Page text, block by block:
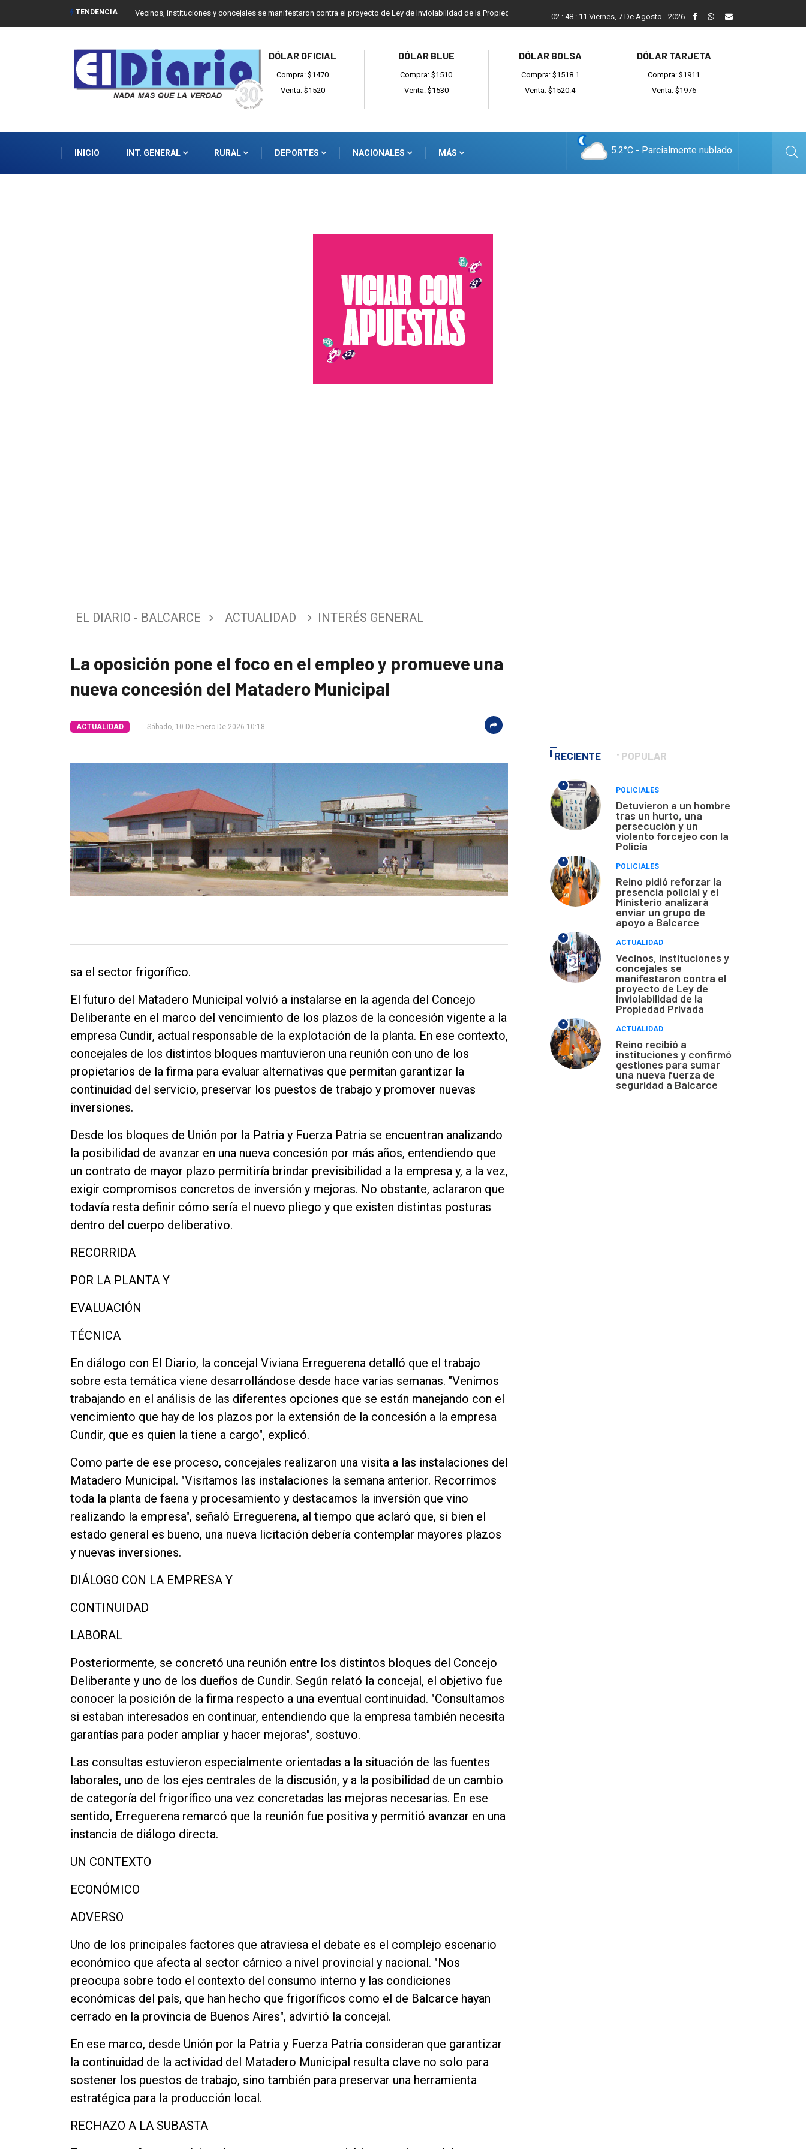
TENDENCIA Vecinos, instituciones y concejales se manifestaron contra el proyecto de Ley de Inviolabilidad de la Propiedad Privada Reino recibió a instituciones y confirmó gestiones para
02 : 48 : 11 Viernes, 7 De Agosto - 2026
DÓLAR OFICIAL
Compra: $1470
Venta: $1520
DÓLAR BLUE
Compra: $1510
Venta: $1530
DÓLAR BOLSA
Compra: $1518.1
Venta: $1520.4
DÓLAR TARJETA
Compra: $1911
Venta: $1976
INICIO INT. GENERAL RURAL DEPORTES NACIONALES MÁS 5.2°C - Parcialmente nublado
Entrevistas
Fúnebres
Empresa
EL DIARIO - BALCARCE ACTUALIDAD INTERÉS GENERAL
La oposición pone el foco en el empleo y promueve una
nueva concesión del Matadero Municipal
ACTUALIDAD Sábado, 10 De Enero De 2026 10:18
sa el sector frigorífico.
El futuro del Matadero Municipal volvió a instalarse en la agenda del Concejo
Deliberante en el marco del vencimiento de los plazos de la concesión vigente a la
empresa Cundir, actual responsable de la explotación de la planta. En ese contexto,
concejales de los distintos bloques mantuvieron una reunión con uno de los
propietarios de la firma para evaluar alternativas que permitan garantizar la
continuidad del servicio, preservar los puestos de trabajo y promover nuevas
inversiones.
Desde los bloques de Unión por la Patria y Fuerza Patria se encuentran analizando
la posibilidad de avanzar en una nueva concesión por más años, entendiendo que
un contrato de mayor plazo permitiría brindar previsibilidad a la empresa y, a la vez,
exigir compromisos concretos de inversión y mejoras. No obstante, aclararon que
todavía resta definir cómo sería el nuevo pliego y que existen distintas posturas
dentro del cuerpo deliberativo.
RECORRIDA
POR LA PLANTA Y
EVALUACIÓN
TÉCNICA
En diálogo con El Diario, la concejal Viviana Erreguerena detalló que el trabajo
sobre esta temática viene desarrollándose desde hace varias semanas. "Venimos
trabajando en el análisis de las diferentes opciones que se están manejando con el
vencimiento que hay de los plazos por la extensión de la concesión a la empresa
Cundir, que es quien la tiene a cargo", explicó.
Como parte de ese proceso, concejales realizaron una visita a las instalaciones del
Matadero Municipal. "Visitamos las instalaciones la semana anterior. Recorrimos
toda la planta de faena y procesamiento y destacamos la inversión que vino
realizando la empresa", señaló Erreguerena, al tiempo que aclaró que, si bien el
estado general es bueno, una nueva licitación debería contemplar mayores plazos
y nuevas inversiones.
DIÁLOGO CON LA EMPRESA Y
CONTINUIDAD
LABORAL
Posteriormente, se concretó una reunión entre los distintos bloques del Concejo
Deliberante y uno de los dueños de Cundir. Según relató la concejal, el objetivo fue
conocer la posición de la firma respecto a una eventual continuidad. "Consultamos
si estaban interesados en continuar, entendiendo que la empresa también necesita
garantías para poder ampliar y hacer mejoras", sostuvo.
Las consultas estuvieron especialmente orientadas a la situación de las fuentes
laborales, uno de los ejes centrales de la discusión, y a la posibilidad de un cambio
de categoría del frigorífico una vez concretadas las mejoras necesarias. En ese
sentido, Erreguerena remarcó que la reunión fue positiva y permitió avanzar en una
instancia de diálogo directa.
UN CONTEXTO
ECONÓMICO
ADVERSO
Uno de los principales factores que atraviesa el debate es el complejo escenario
económico que afecta al sector cárnico a nivel provincial y nacional. "Nos
preocupa sobre todo el contexto del consumo interno y las condiciones
económicas del país, que han hecho que frigoríficos como el de Balcarce hayan
cerrado en la provincia de Buenos Aires", advirtió la concejal.
En ese marco, desde Unión por la Patria y Fuerza Patria consideran que garantizar
la continuidad de la actividad del Matadero Municipal resulta clave no solo para
sostener los puestos de trabajo, sino también para preservar una herramienta
estratégica para la producción local.
RECHAZO A LA SUBASTA
RECIENTE POPULAR
*
POLICIALES
Detuvieron a un hombre
tras un hurto, una
persecución y un
violento forcejeo con la
Policía
*
POLICIALES
Reino pidió reforzar la
presencia policial y el
Ministerio analizará
enviar un grupo de
apoyo a Balcarce
*
ACTUALIDAD
Vecinos, instituciones y
concejales se
manifestaron contra el
proyecto de Ley de
Inviolabilidad de la
Propiedad Privada
*
ACTUALIDAD
Reino recibió a
instituciones y confirmó
gestiones para sumar
una nueva fuerza de
seguridad a Balcarce